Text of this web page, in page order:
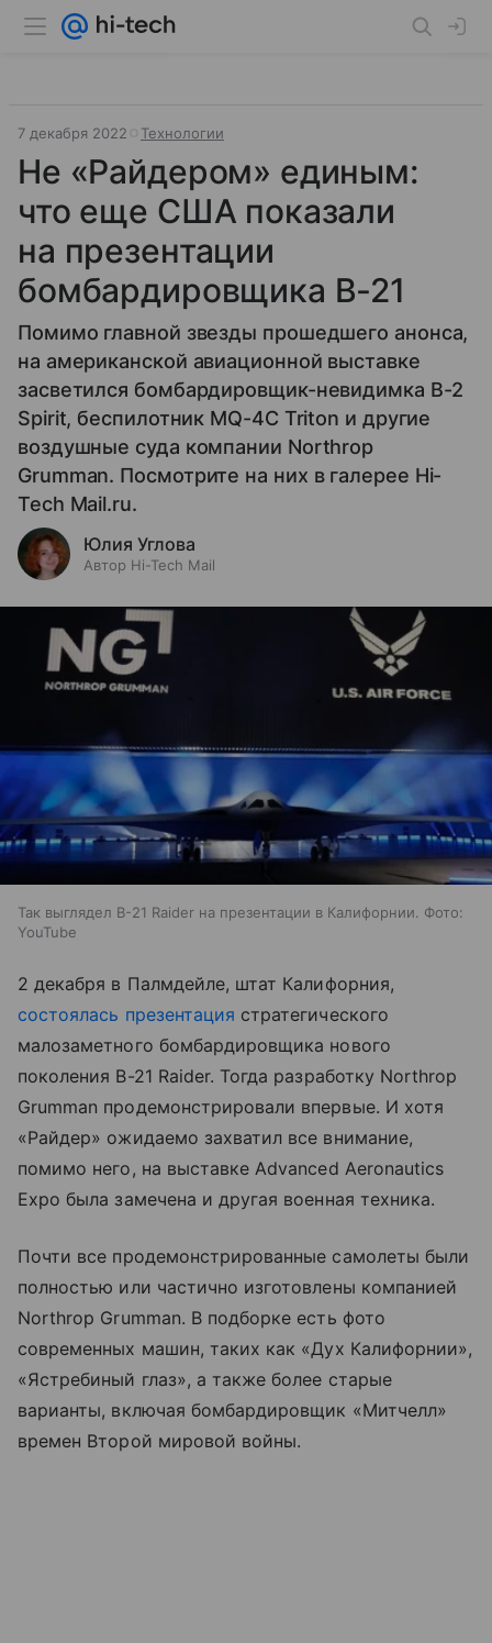
7 декабря 2022 Технологии
Не «Райдером» единым:
что еще США показали
на презентации
бомбардировщика B-21
Помимо главной звезды прошедшего анонса,
на американской авиационной выставке
засветился бомбардировщик-невидимка B-2
Spirit, беспилотник MQ-4C Triton и другие
воздушные суда компании Northrop
Grumman. Посмотрите на них в галерее Hi-
Tech Mail.ru.
Юлия Углова
Автор Hi-Tech Mail
Так выглядел B-21 Raider на презентации в Калифорнии. Фото:
YouTube
2 декабря в Палмдейле, штат Калифорния,
состоялась презентация стратегического
малозаметного бомбардировщика нового
поколения B-21 Raider. Тогда разработку Northrop
Grumman продемонстрировали впервые. И хотя
«Райдер» ожидаемо захватил все внимание,
помимо него, на выставке Advanced Aeronautics
Expo была замечена и другая военная техника.
Почти все продемонстрированные самолеты были
полностью или частично изготовлены компанией
Northrop Grumman. В подборке есть фото
современных машин, таких как «Дух Калифорнии»,
«Ястребиный глаз», а также более старые
варианты, включая бомбардировщик «Митчелл»
времен Второй мировой войны.